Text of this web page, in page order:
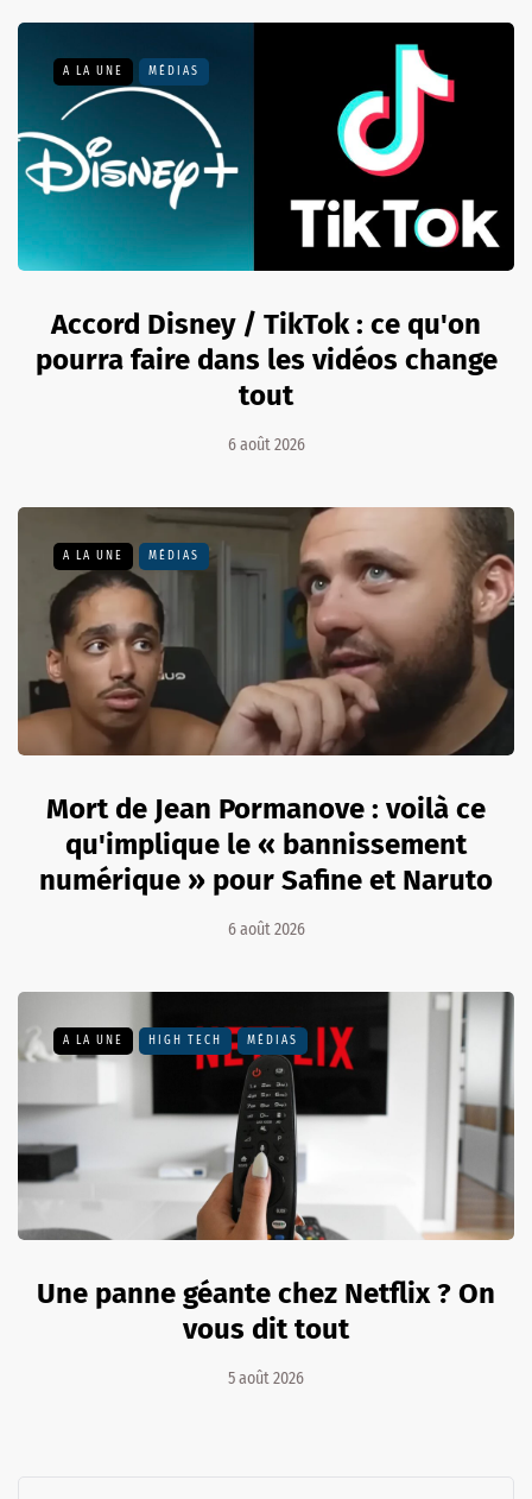
A LA UNE MÉDIAS
Accord Disney / TikTok : ce qu'on
pourra faire dans les vidéos change
tout
6 août 2026
A LA UNE MÉDIAS
Mort de Jean Pormanove : voilà ce
qu'implique le « bannissement
numérique » pour Safine et Naruto
6 août 2026
A LA UNE HIGH TECH MÉDIAS
Une panne géante chez Netflix ? On
vous dit tout
5 août 2026